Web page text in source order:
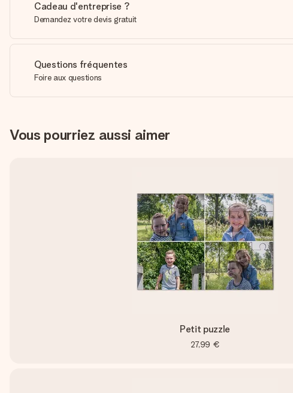
Cadeau d'entreprise ?
Demandez votre devis gratuit
Questions fréquentes
Foire aux questions
Vous pourriez aussi aimer
Petit puzzle
27,99 €